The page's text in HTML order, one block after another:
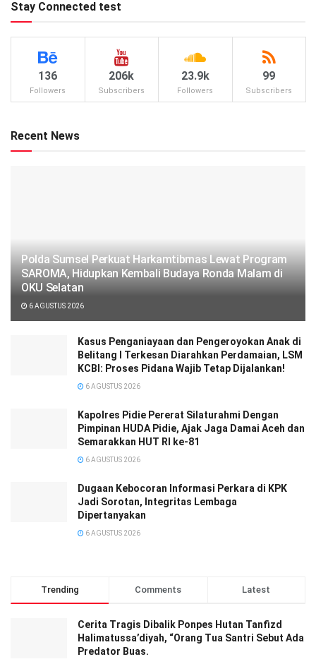
Stay Connected test
136
Followers
206k
Subscribers
23.9k
Followers
99
Subscribers
Recent News
Polda Sumsel Perkuat Harkamtibmas Lewat Program
SAROMA, Hidupkan Kembali Budaya Ronda Malam di
OKU Selatan
6 AGUSTUS 2026
Kasus Penganiayaan dan Pengeroyokan Anak di
Belitang I Terkesan Diarahkan Perdamaian, LSM
KCBI: Proses Pidana Wajib Tetap Dijalankan!
6 AGUSTUS 2026
‎‎Kapolres Pidie Pererat Silaturahmi Dengan
Pimpinan HUDA Pidie, Ajak Jaga Damai Aceh dan
Semarakkan HUT RI ke-81
6 AGUSTUS 2026
Dugaan Kebocoran Informasi Perkara di KPK
Jadi Sorotan, Integritas Lembaga
Dipertanyakan
6 AGUSTUS 2026
Trending Comments Latest
Cerita Tragis Dibalik Ponpes Hutan Tanfizd
Halimatussa’diyah, “Orang Tua Santri Sebut Ada
Predator Buas.